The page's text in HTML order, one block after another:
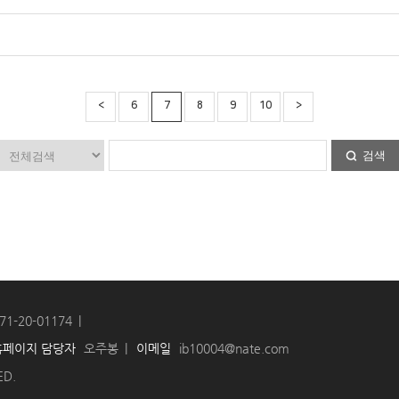
< 6 7 8 9 10 >
검색
20-01174
페이지 담당자
오주봉 이메일
ib10004@nate.com